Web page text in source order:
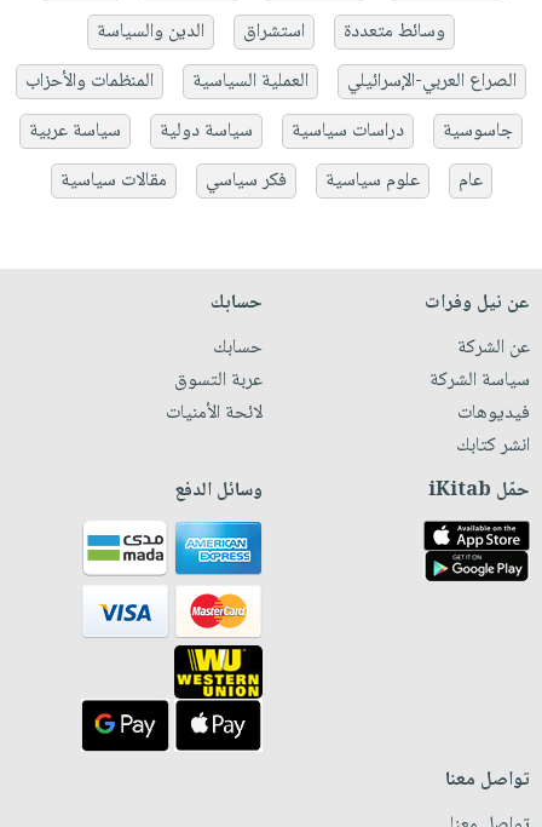
وسائط متعددة
استشراق
الدين والسياسة
الصراع العربي-الإسرائيلي
العملية السياسية
المنظمات والأحزاب
جاسوسية
دراسات سياسية سياسة دولية
سياسة عربية
عام
علوم سياسية فكر سياسي مقالات سياسية
عن نيل وفرات
عن الشركة
سياسة الشركة
فيديوهات
انشر كتابك
حسابك
حسابك
عربة التسوق
لائحة الأمنيات
حمّل iKitab وسائل الدفع
تواصل معنا